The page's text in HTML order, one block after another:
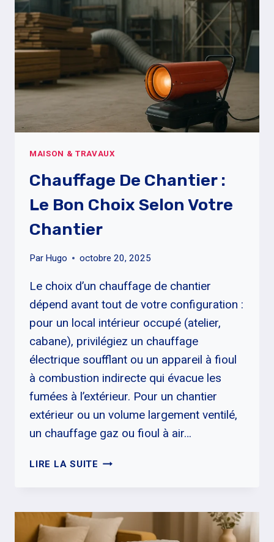
ET
BIEN
(THERMIQUE/PHONIQUE)
MAISON & TRAVAUX
Chauffage De Chantier :
Le Bon Choix Selon Votre
Chantier
Par Hugo octobre 20, 2025
Le choix d’un chauffage de chantier
dépend avant tout de votre configuration :
pour un local intérieur occupé (atelier,
cabane), privilégiez un chauffage
électrique soufflant ou un appareil à fioul
à combustion indirecte qui évacue les
fumées à l’extérieur. Pour un chantier
extérieur ou un volume largement ventilé,
un chauffage gaz ou fioul à air…
LIRE LA SUITE CHAUFFAGE
LE
BON